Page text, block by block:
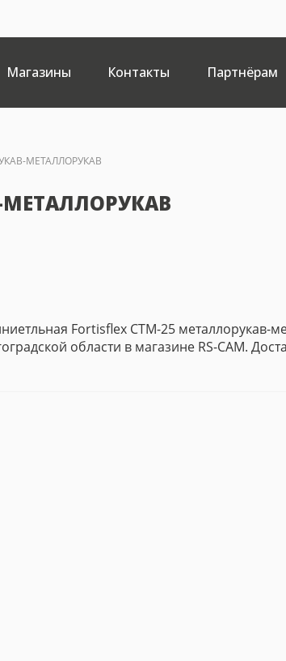
Магазины Контакты Партнёрам
МЕТАЛЛОРУКАВ
МЕТАЛЛОРУКАВ
Fortisflex СТМ-25 металлорукав-
области в магазине RS-CAM.